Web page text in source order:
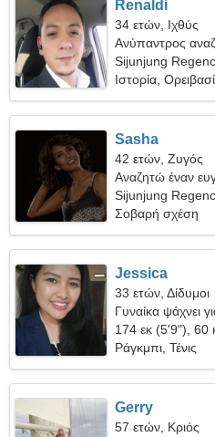
Renaldi
34 ετών, Ιχθύς
Ανύπαντρος
Sijunjung
Ιστορία,
Sasha
42 ετών, Ζυγός
Αναζητώ έναν
Sijunjung
Σοβαρή σχέση
Jessica
33 ετών, Δίδυμοι
Γυναίκα ψάχνει
174 εκ (5'9"), 60
Ράγκμπι, Τένις
Gerry
57 ετών, Κριός